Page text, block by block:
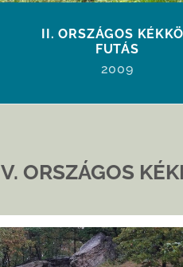
II. ORSZÁGOS
FUTÁS
2009
V. ORSZÁGOS